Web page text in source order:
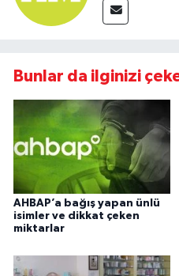
Bunlar da ilginizi
AHBAP’a bağış yapan ünlü
isimler ve dikkat çeken
miktarlar